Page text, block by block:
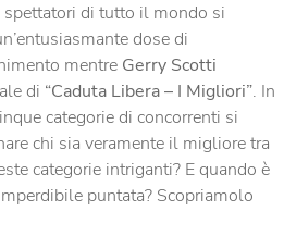
spettatori di tutto il mondo si
dose di
mentre Gerry Scotti
di “Caduta Libera – I Migliori”. In
categorie di concorrenti si
chi sia veramente il migliore tra
categorie intriganti? E quando è
puntata? Scopriamolo